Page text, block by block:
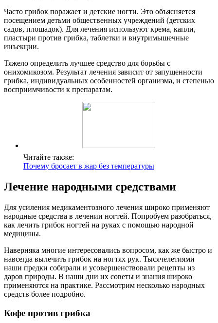
Часто грибок поражает и детские ногти. Это объясняется
посещением детьми общественных учреждений (детских
садов, площадок). Для лечения используют крема, капли,
пластыри против грибка, таблетки и внутримышечные
инъекции.
Тяжело определить лучшее средство для борьбы с
онихомикозом. Результат лечения зависит от запущенности
грибка, индивидуальных особенностей организма, и степенью
восприимчивости к препаратам.
Читайте также:
Почему бросает в жар без температуры
Лечение народными средствами
Для усиления медикаментозного лечения широко применяют
народные средства в лечении ногтей. Попробуем разобраться,
как лечить грибок ногтей на руках с помощью народной
медицины.
Наверняка многие интересовались вопросом, как же быстро и
навсегда вылечить грибок на ногтях рук. Тысячелетиями
наши предки собирали и усовершенствовали рецепты из
даров природы. В наши дни их советы и знания широко
применяются на практике. Рассмотрим несколько народных
средств более подробно.
Кофе против грибка